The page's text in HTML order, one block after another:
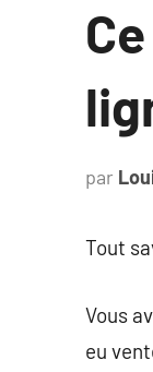
par
Tout
Vous
eu